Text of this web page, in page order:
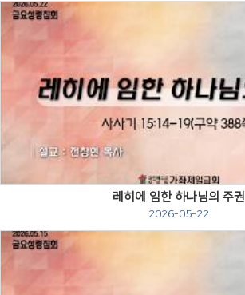
Views
레히에 임한 하나님의 주권
2026-05-22